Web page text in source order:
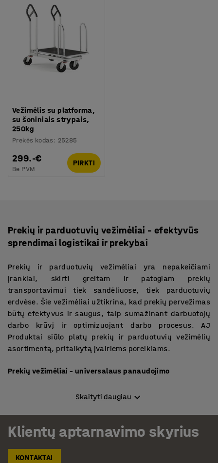
Vežimėlis su platforma,
su šoniniais strypais,
250kg
Prekės kodas : 25285
299.-€
Be PVM
PIRKTI
Prekių ir parduotuvių vežimėliai – efektyvūs
sprendimai logistikai ir prekybai
Prekių ir parduotuvių vežimėliai yra nepakeičiami
įrankiai, skirti greitam ir patogiam prekių
transportavimui tiek sandėliuose, tiek parduotuvių
erdvėse. Šie vežimėliai užtikrina, kad prekių pervežimas
būtų efektyvus ir saugus, taip sumažinant darbuotojų
darbo krūvį ir optimizuojant darbo procesus. AJ
Produktai siūlo platų prekių ir parduotuvių vežimėlių
asortimentą, pritaikytą įvairiems poreikiams.
Prekių vežimėliai – universalaus panaudojimo
Prekių vežimėliai yra pritaikyti transportuoti įvairius
Dėl savo patvarios konstrukcijos ir lengvai valdomų
ratukų, šie vežimėliai užtikrina sklandų ir stabilų
judėjimą net ir esant didelėms apkrovoms. Prekių
vežimėliai yra tinkami naudoti tiek sandėliuose, tiek
Skaityti daugiau
Klientų aptarnavimo skyrius
KONTAKTAI